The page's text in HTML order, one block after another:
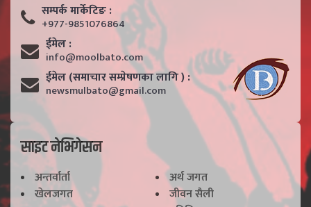
सम्पर्क मार्केटिङ :
+977-9851076864
ईमेल :
info@moolbato.com
ईमेल (समाचार सम्प्रेषणका लागि ) :
newsmulbato@gmail.com
साइट नेभिगेसन
अन्तर्वार्ता
अर्थ जगत
खेलजगत
जीवन सैली